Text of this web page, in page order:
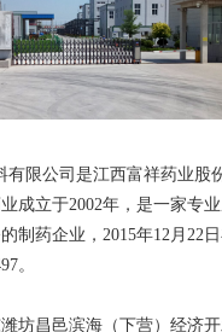
限公司是江西富祥药业股
成立于2002年，是一家专
制药企业，2015年12月22
。
坊昌邑滨海（下营）经济